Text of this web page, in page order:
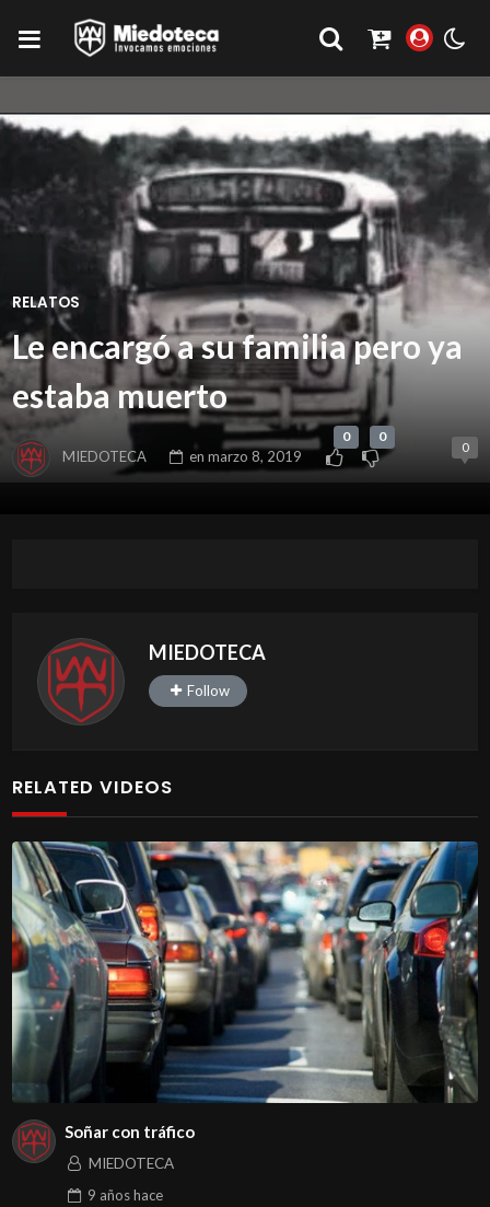
RELATOS
Le encargó a su familia pero ya
estaba muerto
MIEDOTECA en marzo 8, 2019
0 0
0
MIEDOTECA
Follow
RELATED VIDEOS
Soñar con tráfico
MIEDOTECA
9 añoshace